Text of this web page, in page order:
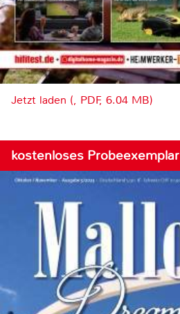
Jetzt laden (, PDF, 6.04 MB)
kostenloses Probeexemplar